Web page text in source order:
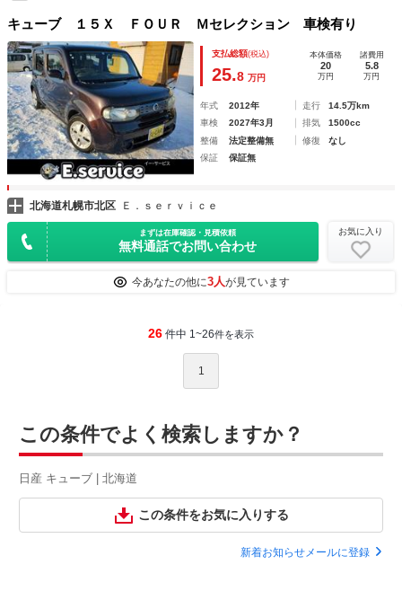
キューブ １５Ｘ ＦＯＵＲ Ｍセレクション 車検有り
支払総額(税込)
25.8 万円
本体価格
20
万円
諸費用
5.8
万円
年式 2012年 走行
14.5万km
車検
2027年3月 排気
1500cc
整備
法定整備無 修復
なし
保証
保証無
北海道札幌市北区 Ｅ．ｓｅｒｖｉｃｅ
まずは在庫確認・見積依頼
無料通話でお問い合わせ
お気に入り
今あなたの他に3人が見ています
26 件中 1~26件を表示
1
この条件でよく検索しますか？
日産 キューブ | 北海道
この条件をお気に入りする
新着お知らせメールに登録